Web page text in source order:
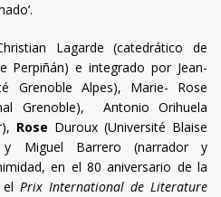
Lagarde (catedrático de
Perpiñán) e integrado por Jean-
Grenoble Alpes), Marie- Rose
Grenoble), Antonio Orihuela
Rose Duroux (Université Blaise
y Miguel Barrero (narrador y
en el 80 aniversario de la
Prix International de Literature